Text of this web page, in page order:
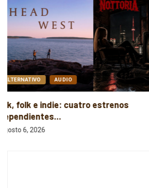
AUDIO ELECTRÓNICA
Cuatro canciones sobre libertad,
transformación
agosto 6, 2026